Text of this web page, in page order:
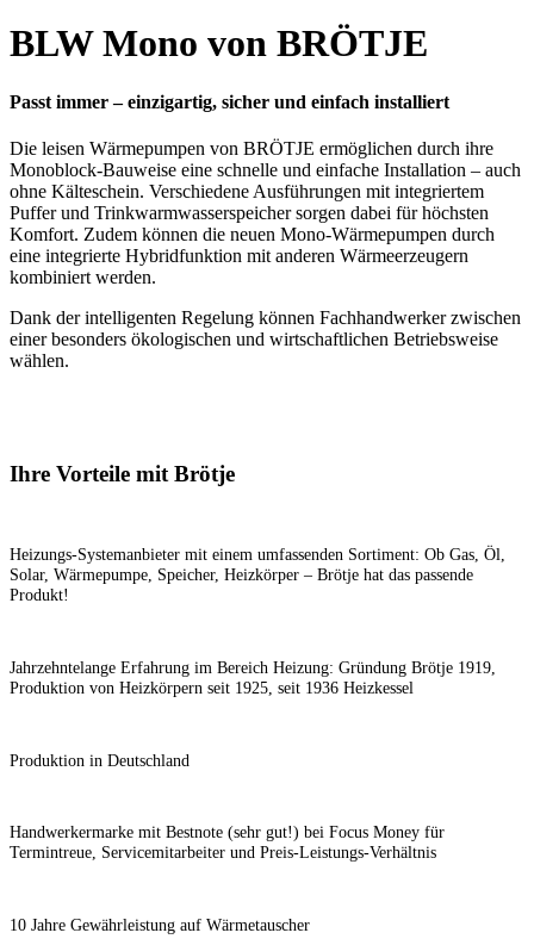
BLW Mono von BRÖTJE
Passt immer – einzigartig, sicher und einfach installiert
Die leisen Wärmepumpen von BRÖTJE ermöglichen durch ihre
Monoblock-Bauweise eine schnelle und einfache Installation – auch
ohne Kälteschein. Verschiedene Ausführungen mit integriertem
Puffer und Trinkwarmwasserspeicher sorgen dabei für höchsten
Komfort. Zudem können die neuen Mono-Wärmepumpen durch
eine integrierte Hybridfunktion mit anderen Wärmeerzeugern
kombiniert werden.
Dank der intelligenten Regelung können Fachhandwerker zwischen
einer besonders ökologischen und wirtschaftlichen Betriebsweise
wählen.
Ihre Vorteile mit Brötje
Heizungs-Systemanbieter mit einem umfassenden Sortiment: Ob Gas, Öl,
Solar, Wärmepumpe, Speicher, Heizkörper – Brötje hat das passende
Produkt!
Jahrzehntelange Erfahrung im Bereich Heizung: Gründung Brötje 1919,
Produktion von Heizkörpern seit 1925, seit 1936 Heizkessel
Produktion in Deutschland
Handwerkermarke mit Bestnote (sehr gut!) bei Focus Money für
Termintreue, Servicemitarbeiter und Preis-Leistungs-Verhältnis
10 Jahre Gewährleistung auf Wärmetauscher